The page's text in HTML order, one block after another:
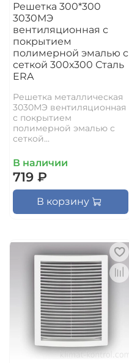
Решетка 300*300
3030МЭ
вентиляционная с
покрытием
полимерной эмалью с
сеткой 300х300 Сталь
ERA
Решетка металлическая
3030МЭ вентиляционная
с покрытием
полимерной эмалью с
сеткой...
В наличии
719 ₽
В корзину